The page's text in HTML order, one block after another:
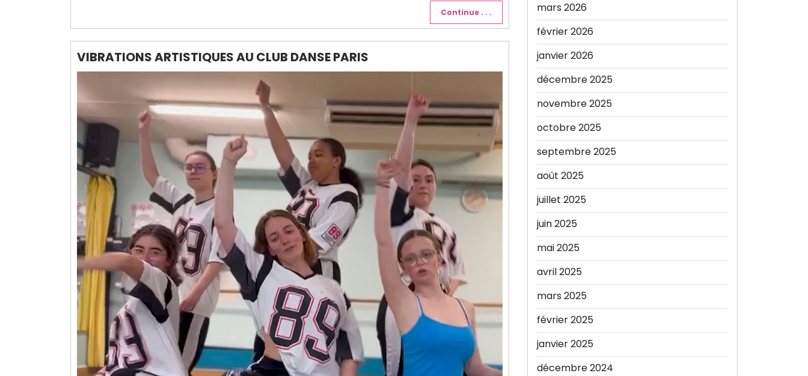
Continue . . .
VIBRATIONS ARTISTIQUES AU CLUB DANSE PARIS
mars 2026
février 2026
janvier 2026
décembre 2025
novembre 2025
octobre 2025
septembre 2025
août 2025
juillet 2025
juin 2025
mai 2025
avril 2025
mars 2025
février 2025
janvier 2025
décembre 2024